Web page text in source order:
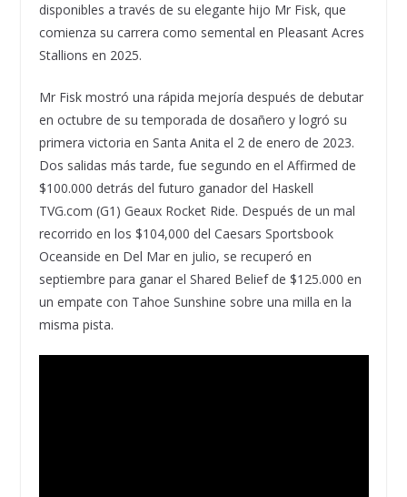
disponibles a través de su elegante hijo Mr Fisk, que
comienza su carrera como semental en Pleasant Acres
Stallions en 2025.
Mr Fisk mostró una rápida mejoría después de debutar
en octubre de su temporada de dosañero y logró su
primera victoria en Santa Anita el 2 de enero de 2023.
Dos salidas más tarde, fue segundo en el Affirmed de
$100.000 detrás del futuro ganador del Haskell
TVG.com (G1) Geaux Rocket Ride. Después de un mal
recorrido en los $104,000 del Caesars Sportsbook
Oceanside en Del Mar en julio, se recuperó en
septiembre para ganar el Shared Belief de $125.000 en
un empate con Tahoe Sunshine sobre una milla en la
misma pista.